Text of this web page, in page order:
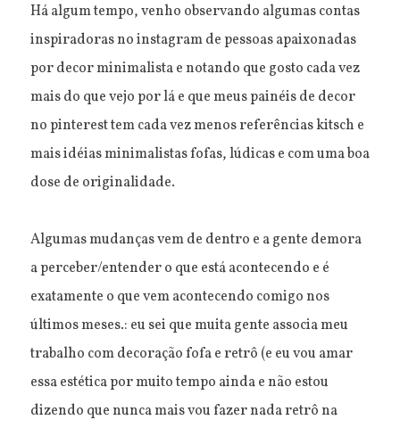
Há algum tempo, venho observando algumas contas
inspiradoras no instagram de pessoas apaixonadas
por decor minimalista e notando que gosto cada vez
mais do que vejo por lá e que meus painéis de decor
no pinterest tem cada vez menos referências kitsch e
mais idéias minimalistas fofas, lúdicas e com uma boa
dose de originalidade.
Algumas mudanças vem de dentro e a gente demora
a perceber/entender o que está acontecendo e é
exatamente o que vem acontecendo comigo nos
últimos meses.: eu sei que muita gente associa meu
trabalho com decoração fofa e retrô (e eu vou amar
essa estética por muito tempo ainda e não estou
dizendo que nunca mais vou fazer nada retrô na